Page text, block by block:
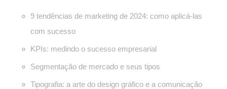
9 tendências de marketing de 2024: como aplicá-las
com sucesso
KPIs: medindo o sucesso empresarial
Segmentação de mercado e seus tipos
Tipografia: a arte do design gráfico e a comunicação